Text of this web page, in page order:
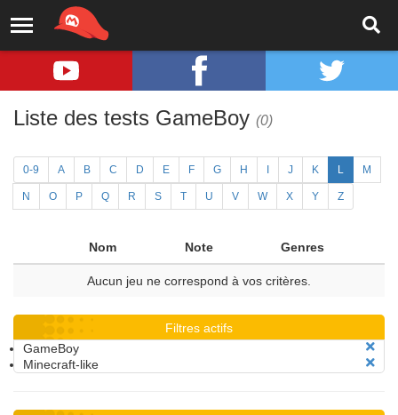
Liste des tests GameBoy (0)
0-9 A B C D E F G H J K L M
N O P Q R S T U V W X Y Z
Nom Note Genres
Aucun jeu ne correspond à vos critères.
Filtres actifs
GameBoy
Minecraft-like